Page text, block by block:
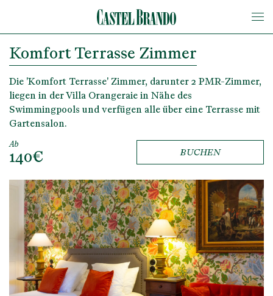
Komfort Terrasse Zimmer
Die 'Komfort Terrasse' Zimmer, darunter 2 PMR-Zimmer,
liegen in der Villa Orangeraie in Nähe des
Swimmingpools und verfügen alle über eine Terrasse mit
Gartensalon.
Ab
140€ BUCHEN